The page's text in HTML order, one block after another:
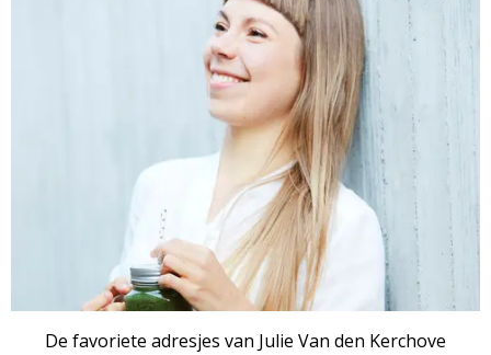
De favoriete adresjes van Julie Van den Kerchove